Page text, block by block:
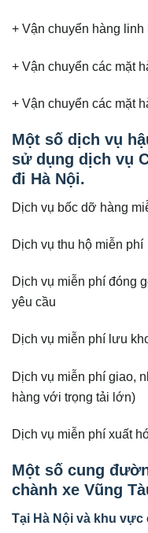
+ Vận chuyển hàng
+ Vận chuyển các mặt
+ Vận chuyển các mặt
Một số dịch vụ
sử dụng dịch vụ
đi Hà Nội.
Dịch vụ bốc dỡ hàng
Dịch vụ thu hộ miễn phí
Dịch vụ miễn phí đóng
yêu cầu
Dịch vụ miễn phí lưu
Dịch vụ miễn phí giao,
hàng với trọng tải lớn)
Dịch vụ miễn phí xuất
Một số cung
chành xe Vũng
Tại Hà Nội và khu